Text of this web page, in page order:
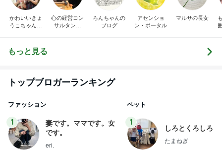
かわいいきょ
うこちゃんブ
心の経営コン
サルタント
ろんちゃんの
ブログ
アセンショ
ン・ポータル
マルサの長女
もっと見る
トップブロガーランキング
ファッション
1
妻です。ママです。女
です。
eri.
ペット
1
しろとくろしろ
たまねぎ